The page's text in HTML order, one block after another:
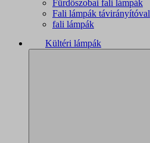
Fürdőszobai fali lámpák
Fali lámpák távirányítóval
fali lámpák
Kültéri lámpák